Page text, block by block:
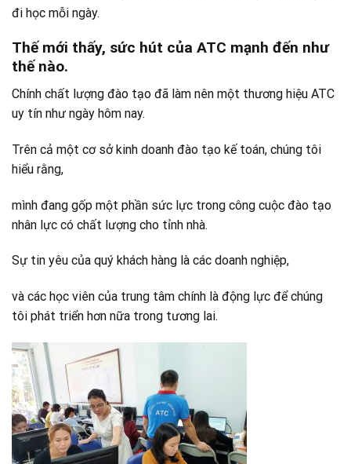
đi học mỗi ngày.
Thế mới thấy, sức hút của ATC mạnh đến như
thế nào.
Chính chất lượng đào tạo đã làm nên một thương hiệu ATC
uy tín như ngày hôm nay.
Trên cả một cơ sở kinh doanh đào tạo kế toán, chúng tôi
hiểu rằng,
mình đang gốp một phần sức lực trong công cuộc đào tạo
nhân lực có chất lượng cho tỉnh nhà.
Sự tin yêu của quý khách hàng là các doanh nghiệp,
và các học viên của trung tâm chính là động lực để chúng
tôi phát triển hơn nữa trong tương lai.